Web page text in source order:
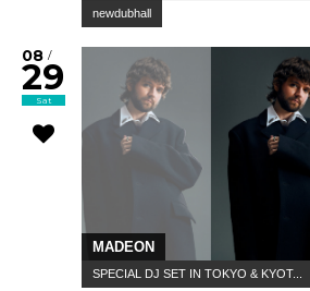
newdubhall
08 /
29
Sat
MADEON
SPECIAL DJ SET IN TOKYO & KYOT...